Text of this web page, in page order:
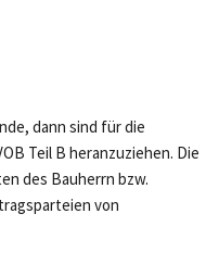
dann sind für die
Teil B heranzuziehen. Die
des Bauherrn bzw.
von